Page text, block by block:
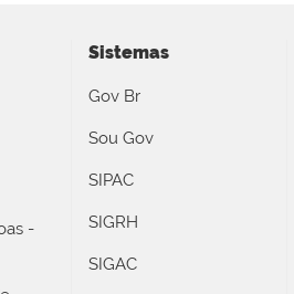
-
Sistemas
Gov Br
Sou Gov
SIPAC
SIGRH
SIGAC